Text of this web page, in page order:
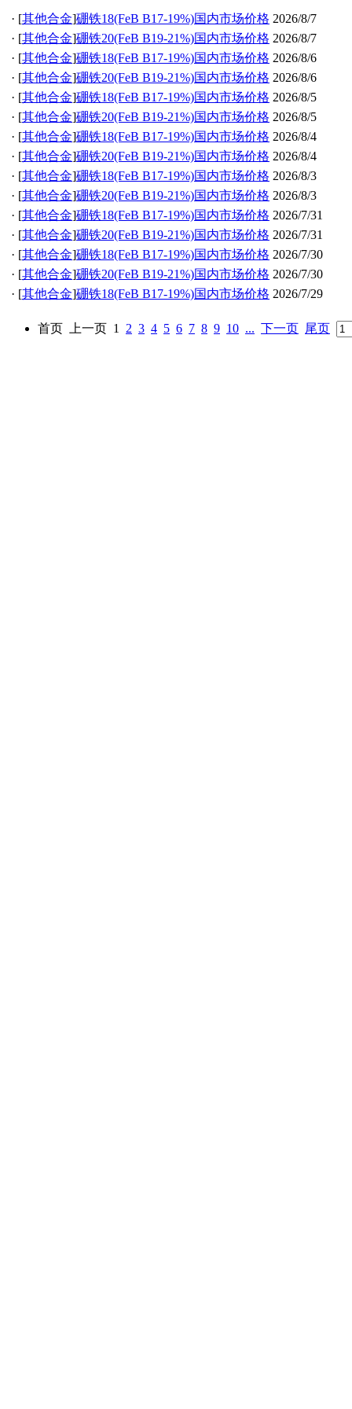
· [其他合金]硼铁18(FeB B17-19%)国内市场价格 2026/8/7
· [其他合金]硼铁20(FeB B19-21%)国内市场价格 2026/8/7
· [其他合金]硼铁18(FeB B17-19%)国内市场价格 2026/8/6
· [其他合金]硼铁20(FeB B19-21%)国内市场价格 2026/8/6
· [其他合金]硼铁18(FeB B17-19%)国内市场价格 2026/8/5
· [其他合金]硼铁20(FeB B19-21%)国内市场价格 2026/8/5
· [其他合金]硼铁18(FeB B17-19%)国内市场价格 2026/8/4
· [其他合金]硼铁20(FeB B19-21%)国内市场价格 2026/8/4
· [其他合金]硼铁18(FeB B17-19%)国内市场价格 2026/8/3
· [其他合金]硼铁20(FeB B19-21%)国内市场价格 2026/8/3
· [其他合金]硼铁18(FeB B17-19%)国内市场价格 2026/7/31
· [其他合金]硼铁20(FeB B19-21%)国内市场价格 2026/7/31
· [其他合金]硼铁18(FeB B17-19%)国内市场价格 2026/7/30
· [其他合金]硼铁20(FeB B19-21%)国内市场价格 2026/7/30
· [其他合金]硼铁18(FeB B17-19%)国内市场价格 2026/7/29
首页 上一页 1 2 3 4 5 6 7 8 9 10 ... 下一页 尾页